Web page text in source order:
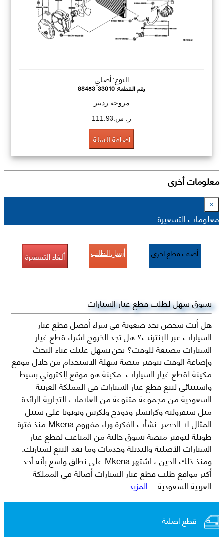
النوع: أصلي
رقم القطعة:88453-33010
مروحة رديتر
ر. س.111.93
اضافة للسلة
معلومات أخرى
×
معلومات التسعيرة
أضف قطع اخرى أرسل الطلب ألغاء التسعيرة
تسوق سهل لطلب قطع غيار السيارات
هل أنت شخص تجد صعوبة في شراء أفضل قطع غيار
السيارات عبر الإنترنت؟ هل تجد الخروج لشراء قطع غيار
السيارات مضيعة للوقت؟ نحن نسهل عليك عناء البحث
وإضاعة الوقت بتوفير منصة سهلة الاستخدام من خلال موقع
مكينة لقطع غيار السيارات. مكينة هو موقع إلكتروني بسيط
واستثنائي لبيع قطع غيار السيارات في المملكة العربية
السعودية من مجموعة متنوعة من العلامات التجارية الرائدة
مثل شيفروليه وكرايسلر ودودج ولكزس وتويوتا على سبيل
المثال لا الحصر. نشأت الفكرة وراء مفهوم Mkena منذ فترة
طويلة لتوفير منصة تسوق خالية من المتاعب لقطع غيار
السيارات الأصلية والبديلة وخدمات وما بعد البيع لسيارتك.
ومنذ ذلك الحين ، اشتهر Mkena على نطاق واسع بأنه أحد
أكثر مواقع طلب قطع غيار السيارات أصالة في المملكة
العربية السعودية...المزيد
قطع اصلية